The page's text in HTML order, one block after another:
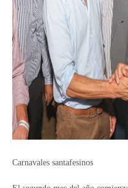
Carnavales santafesinos